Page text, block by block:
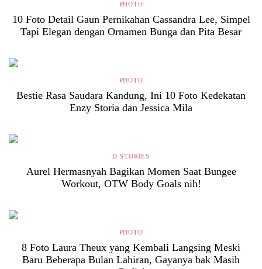
PHOTO
10 Foto Detail Gaun Pernikahan Cassandra Lee, Simpel
Tapi Elegan dengan Ornamen Bunga dan Pita Besar
PHOTO
Bestie Rasa Saudara Kandung, Ini 10 Foto Kedekatan
Enzy Storia dan Jessica Mila
D-STORIES
Aurel Hermasnyah Bagikan Momen Saat Bungee
Workout, OTW Body Goals nih!
PHOTO
8 Foto Laura Theux yang Kembali Langsing Meski
Baru Beberapa Bulan Lahiran, Gayanya bak Masih